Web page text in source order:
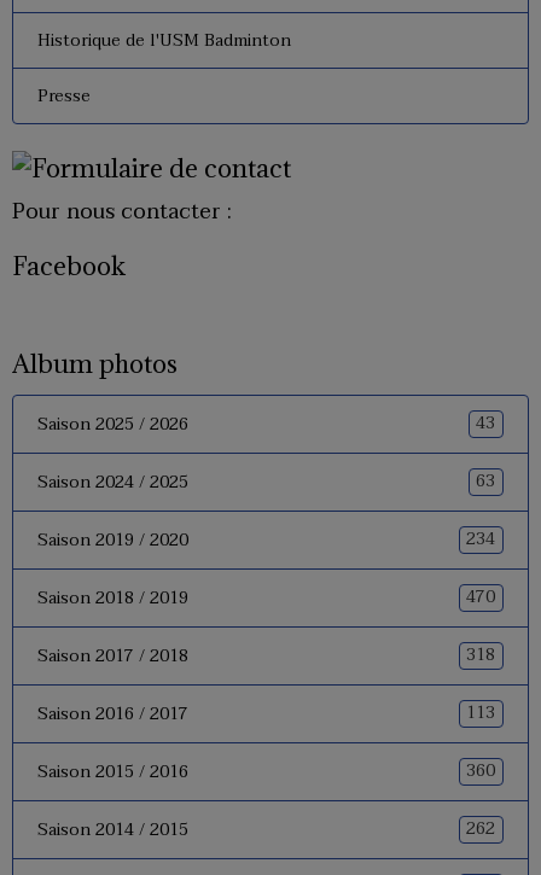
Historique de l'USM Badminton
Presse
Pour nous contacter :
Facebook
Album photos
Saison 2025 / 2026 43
Saison 2024 / 2025 63
Saison 2019 / 2020 234
Saison 2018 / 2019 470
Saison 2017 / 2018 318
Saison 2016 / 2017 113
Saison 2015 / 2016 360
Saison 2014 / 2015 262